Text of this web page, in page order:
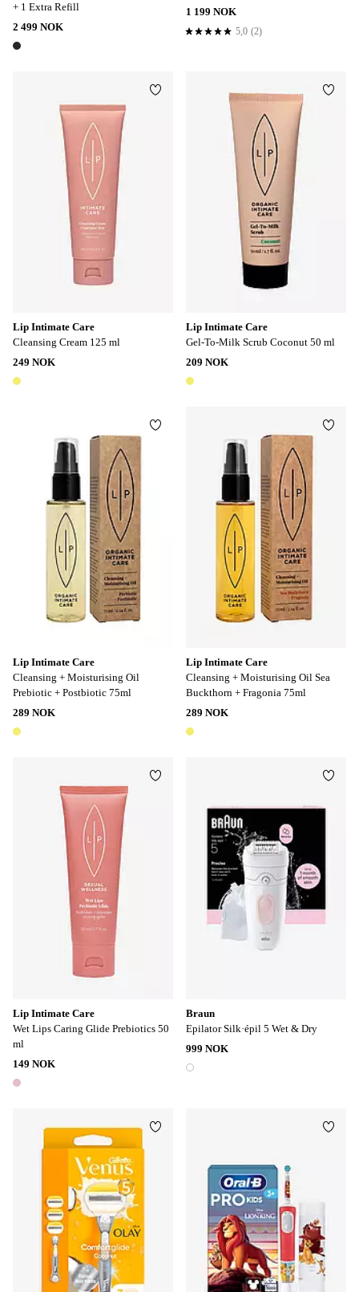
+ 1 Extra Refill
2 499 NOK
1 farge
1 199 NOK
5,0 basert på 2 karaktergivninger
5,0 (2)
Lip Intimate Care
Cleansing Cream 125 ml
249 NOK
1 farge
Legg til favoritter
Lip Intimate Care
Gel-To-Milk Scrub Coconut 50 ml
209 NOK
1 farge
Lip Intimate Care
Cleansing + Moisturising Oil
Prebiotic + Postbiotic 75ml
289 NOK
1 farge
Legg til favoritter
Lip Intimate Care
Cleansing + Moisturising Oil Sea
Buckthorn + Fragonia 75ml
289 NOK
1 farge
Lip Intimate Care
Wet Lips Caring Glide Prebiotics 50
ml
149 NOK
1 farge
Legg til favoritter
Braun
Epilator Silk·épil 5 Wet & Dry
999 NOK
1 farge
Legg til favoritter